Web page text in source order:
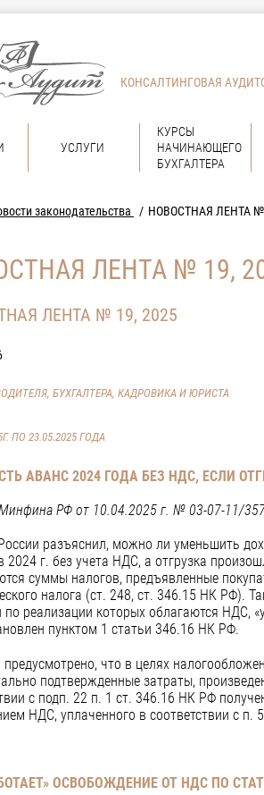
КОНСАЛТИНГОВАЯ
УСЛУГИ
КУРСЫ
НАЧИНАЮЩЕГО
БУХГАЛТЕРА
законодательства НОВОСТНАЯ ЛЕНТА №
ЛЕНТА № 19,
ЛЕНТА № 19, 2025
БУХГАЛТЕРА, КАДРОВИКА И ЮРИСТА
ПО 23.05.2025 ГОДА
АВАНС 2024 ГОДА БЕЗ НДС, ЕСЛИ
РФ от 10.04.2025 г. № 03-07-11/
разъяснил, можно ли уменьшить
2024 г. без учета НДС, а отгрузка
суммы налогов, предъявленные
налога (ст. 248, ст. 346.15 НК РФ).
по реализации которых облагаются НДС,
пунктом 1 статьи 346.16 НК РФ.
что в целях
подтвержденные затраты,
с подп. 22 п. 1 ст. 346.16 НК РФ
НДС, уплаченного в соответствии с п.
ОСВОБОЖДЕНИЕ ОТ НДС ПО